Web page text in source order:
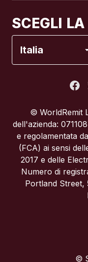
SCEGLI
Italia
Regno
Spagna
© WorldRemit
dell'azienda:
e regolamentata
(FCA) ai sensi
2017 e delle
Numero di
Portland Street,
©